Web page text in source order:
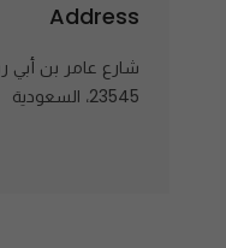
Address
شارع عامر بن أبي
23545، السعودية